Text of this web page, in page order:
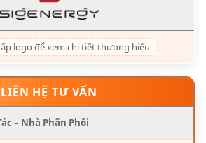
logo để xem chi tiết thương hiệu
LIÊN HỆ TƯ VẤN
– Nhà Phân Phối